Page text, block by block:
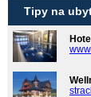
Tipy na